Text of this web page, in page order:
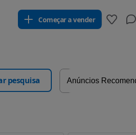
Começar a vender
pesquisa